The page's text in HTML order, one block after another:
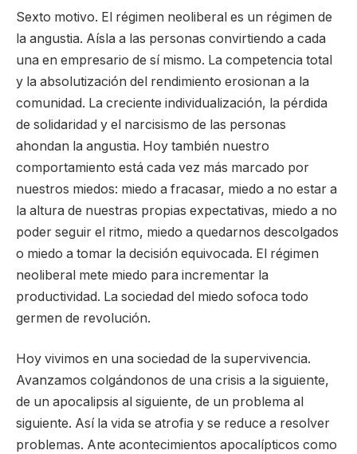
Sexto motivo. El régimen neoliberal es un régimen de
la angustia. Aísla a las personas convirtiendo a cada
una en empresario de sí mismo. La competencia total
y la absolutización del rendimiento erosionan a la
comunidad. La creciente individualización, la pérdida
de solidaridad y el narcisismo de las personas
ahondan la angustia. Hoy también nuestro
comportamiento está cada vez más marcado por
nuestros miedos: miedo a fracasar, miedo a no estar a
la altura de nuestras propias expectativas, miedo a no
poder seguir el ritmo, miedo a quedarnos descolgados
o miedo a tomar la decisión equivocada. El régimen
neoliberal mete miedo para incrementar la
productividad. La sociedad del miedo sofoca todo
germen de revolución.
Hoy vivimos en una sociedad de la supervivencia.
Avanzamos colgándonos de una crisis a la siguiente,
de un apocalipsis al siguiente, de un problema al
siguiente. Así la vida se atrofia y se reduce a resolver
problemas. Ante acontecimientos apocalípticos como